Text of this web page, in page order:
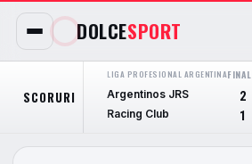
DOLCESPORT
SCORURI
LIGA PROFESIONAL ARGENTINAFINAL
Argentinos JRS
2
Racing Club 1